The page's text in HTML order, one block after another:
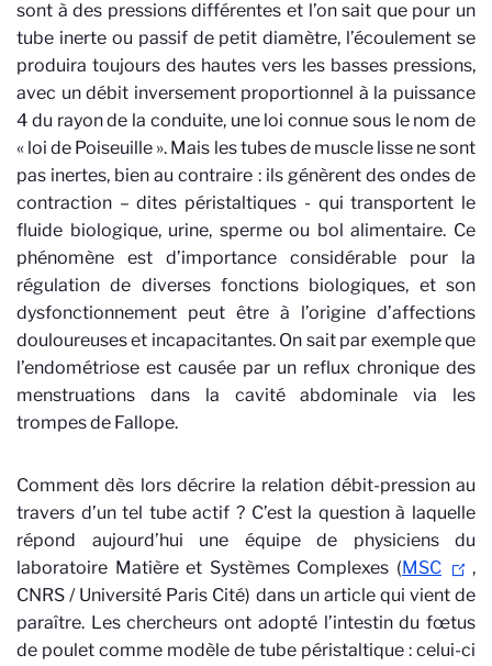
sont à des pressions différentes et l’on sait que pour un
tube inerte ou passif de petit diamètre, l’écoulement se
produira toujours des hautes vers les basses pressions,
avec un débit inversement proportionnel à la puissance
4 du rayon de la conduite, une loi connue sous le nom de
« loi de Poiseuille ». Mais les tubes de muscle lisse ne sont
pas inertes, bien au contraire : ils génèrent des ondes de
contraction – dites péristaltiques - qui transportent le
fluide biologique, urine, sperme ou bol alimentaire. Ce
phénomène est d’importance considérable pour la
régulation de diverses fonctions biologiques, et son
dysfonctionnement peut être à l’origine d’affections
douloureuses et incapacitantes. On sait par exemple que
l’endométriose est causée par un reflux chronique des
menstruations dans la cavité abdominale via les
trompes de Fallope.
Comment dès lors décrire la relation débit-pression au
travers d’un tel tube actif ? C’est la question à laquelle
répond aujourd’hui une équipe de physiciens du
laboratoire Matière et Systèmes Complexes (MSC
,
CNRS / Université Paris Cité) dans un article qui vient de
paraître. Les chercheurs ont adopté l’intestin du fœtus
de poulet comme modèle de tube péristaltique : celui-ci